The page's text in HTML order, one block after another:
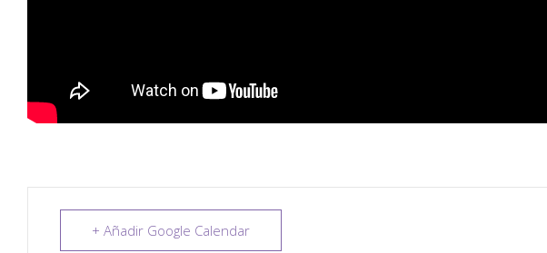
+ Añadir Google Calendar